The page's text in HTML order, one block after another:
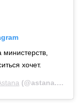
хочет.
(@astana.times)